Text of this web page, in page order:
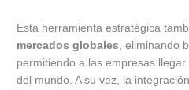
Esta herramienta estratégica
mercados globales , eliminando
permitiendo a las empresas
del mundo. A su vez, la